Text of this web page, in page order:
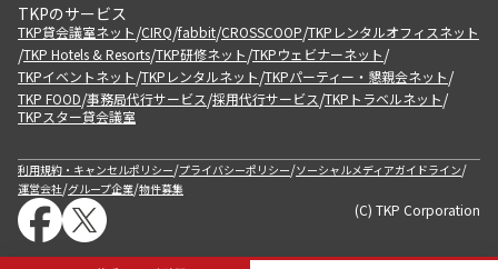
TKPのサービス
TKP貸会議室ネット/CIRQ/fabbit/CROSSCOOP/TKPレンタルオフィスネット
/TKP Hotels & Resorts/TKP研修ネット/TKPウェビナーネット/
TKPイベントネット/TKPレンタルネット/TKPパーティー・懇親会ネット/
TKP FOOD/事務局代行サービス/採用代行サービス/TKPトラベルネット/
TKPスター貸会議室
利用規約・キャンセルポリシー/プライバシーポリシー/ソーシャルメディアガイドライン/
運営会社/グループ企業/物件募集
(C) TKP Corporation